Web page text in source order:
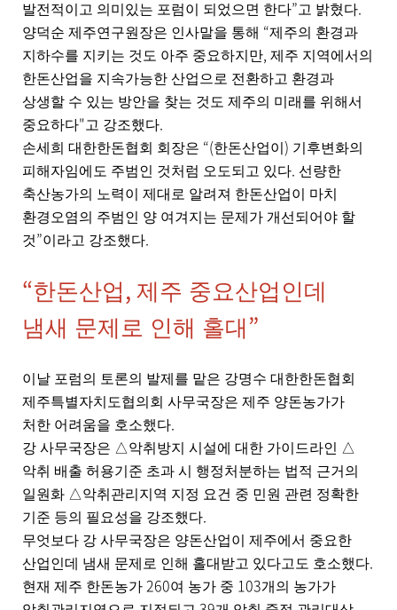
발전적이고 의미있는 포럼이 되었으면 한다”고 밝혔다.
양덕순 제주연구원장은 인사말을 통해 “제주의 환경과
지하수를 지키는 것도 아주 중요하지만, 제주 지역에서의
한돈산업을 지속가능한 산업으로 전환하고 환경과
상생할 수 있는 방안을 찾는 것도 제주의 미래를 위해서
중요하다"고 강조했다.
손세희 대한한돈협회 회장은 “(한돈산업이 ) 기후변화의
피해자임에도 주범인 것처럼 오도되고 있다. 선량한
축산농가의 노력이 제대로 알려져 한돈산업이 마치
환경오염의 주범인 양 여겨지는 문제가 개선되어야 할
것”이라고 강조했다.
“한돈산업 , 제주 중요산업인데
냄새 문제로 인해 홀대 ”
이날 포럼의 토론의 발제를 맡은 강명수 대한한돈협회
제주특별자치도협의회 사무국장은 제주 양돈농가가
처한 어려움을 호소했다.
강 사무국장은 △악취방지 시설에 대한 가이드라인 △
악취 배출 허용기준 초과 시 행정처분하는 법적 근거의
일원화 △악취관리지역 지정 요건 중 민원 관련 정확한
기준 등의 필요성을 강조했다.
무엇보다 강 사무국장은 양돈산업이 제주에서 중요한
산업인데 냄새 문제로 인해 홀대받고 있다고도 호소했다.
현재 제주 한돈농가 260여 농가 중 103개의 농가가